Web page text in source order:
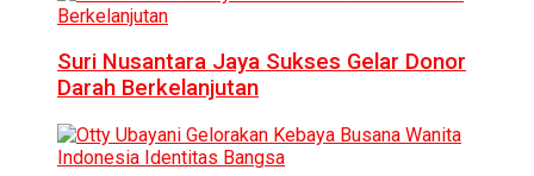
Suri Nusantara Jaya Sukses Gelar Donor
Darah Berkelanjutan